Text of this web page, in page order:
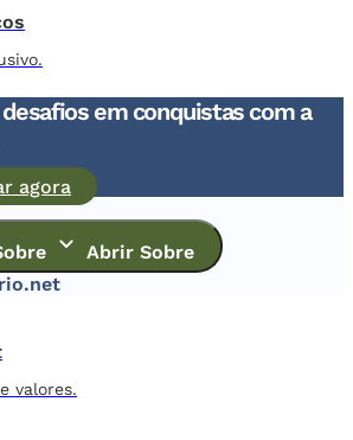
em conquistas com a
agora
Abrir Sobre
valores.